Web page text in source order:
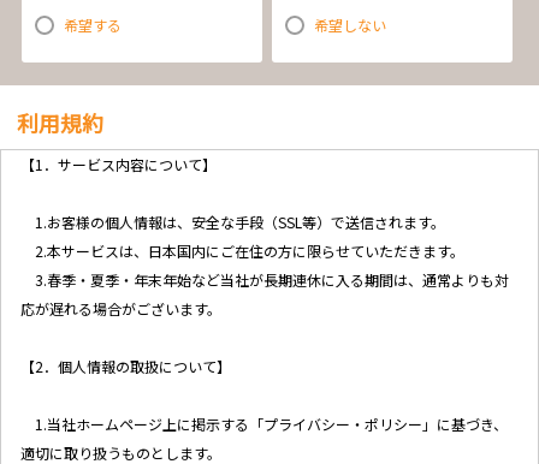
希望する 希望しない
利用規約
【1．サービス内容について】
1.お客様の個人情報は、安全な手段（SSL等）で送信されます。
2.本サービスは、日本国内にご在住の方に限らせていただきます。
3.春季・夏季・年末年始など当社が長期連休に入る期間は、通常よりも対
応が遅れる場合がございます。
【2．個人情報の取扱について】
1.当社ホームページ上に掲示する「プライバシー・ポリシー」に基づき、
適切に取り扱うものとします。